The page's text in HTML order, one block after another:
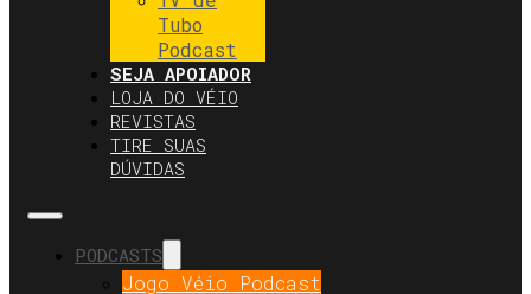
Tubo
Podcast
SEJA APOIADOR
LOJA DO VÉIO
REVISTAS
TIRE SUAS
DÚVIDAS
PODCASTS
Jogo Véio Podcast